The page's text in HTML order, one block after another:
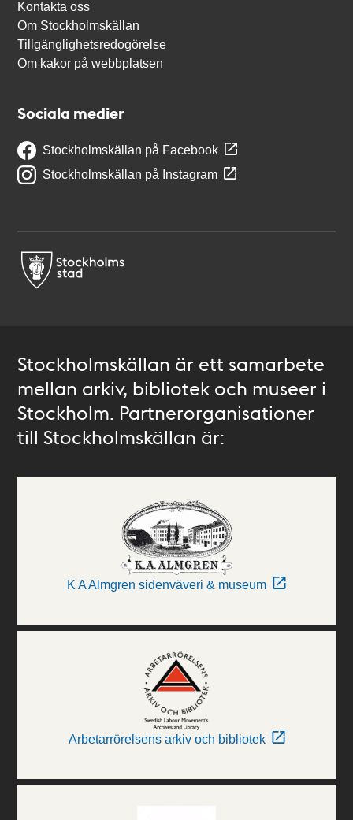
Kontakta oss
Om Stockholmskällan
Tillgänglighetsredogörelse
Om kakor på webbplatsen
Sociala medier
Stockholmskällan på Facebook
Stockholmskällan på Instagram
Stockholmskällan är ett samarbete
mellan arkiv, bibliotek och museer i
Stockholm. Partnerorganisationer
till Stockholmskällan är:
K A Almgren sidenväveri & museum
Arbetarrörelsens arkiv och bibliotek